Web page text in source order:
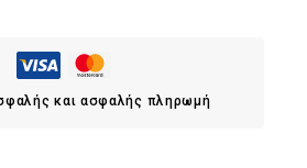
και ασφαλής πληρωμή